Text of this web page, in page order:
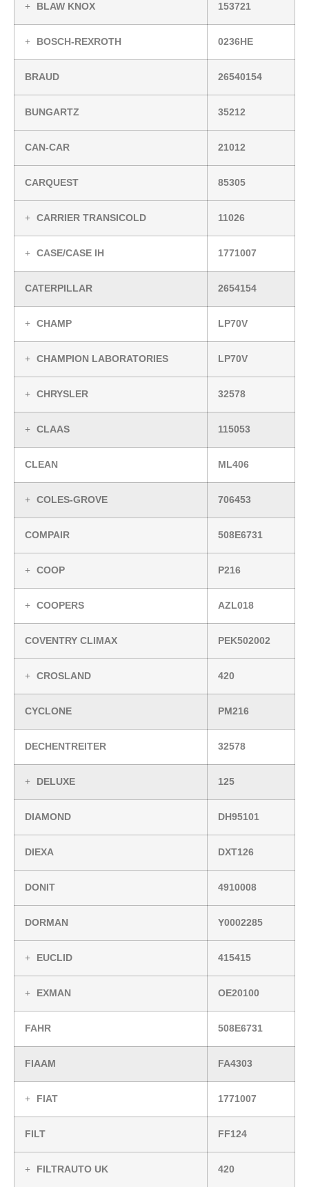
BLAW KNOX 153721
BOSCH-REXROTH 0236HE
BRAUD 26540154
BUNGARTZ 35212
CAN-CAR 21012
CARQUEST 85305
CARRIER TRANSICOLD 11026
CASE/CASE IH 1771007
CATERPILLAR 2654154
CHAMP LP70V
CHAMPION LABORATORIES LP70V
CHRYSLER 32578
CLAAS 115053
CLEAN ML406
COLES-GROVE 706453
COMPAIR 508E6731
COOP P216
COOPERS AZL018
COVENTRY CLIMAX PEK502002
CROSLAND 420
CYCLONE PM216
DECHENTREITER 32578
DELUXE 125
DIAMOND DH95101
DIEXA DXT126
DONIT 4910008
DORMAN Y0002285
EUCLID 415415
EXMAN OE20100
FAHR 508E6731
FIAAM FA4303
FIAT 1771007
FILT FF124
FILTRAUTO UK 420